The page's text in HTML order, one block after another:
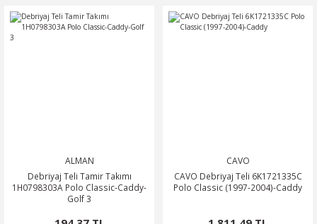
ALMAN
Debriyaj Teli Tamir Takımı
1H0798303A Polo Classic-Caddy-
Golf 3
CAVO
CAVO Debriyaj Teli 6K1721335C
Polo Classic (1997-2004)-Caddy